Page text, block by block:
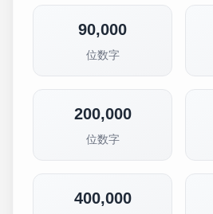
90,000
位数字
200,000
位数字
400,000